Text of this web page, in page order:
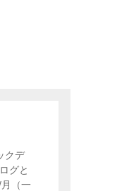
クデ
グと
（一